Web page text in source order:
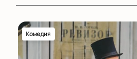
Комедия